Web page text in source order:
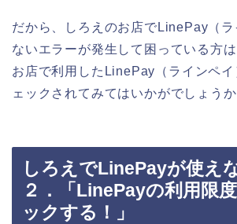
だから、しろえのお店でLinePay（ラ
ないエラーが発生して困っている方
お店で利用したLinePay（ラインペ
ェックされてみてはいかがでしょうか
しろえでLinePayが使え
２．「LinePayの利用限
ックする！」